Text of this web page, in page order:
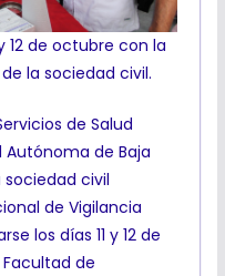
12 de octubre con la
la sociedad civil.
de Salud
Autónoma de Baja
civil
de Vigilancia
los días 11 y 12 de
de